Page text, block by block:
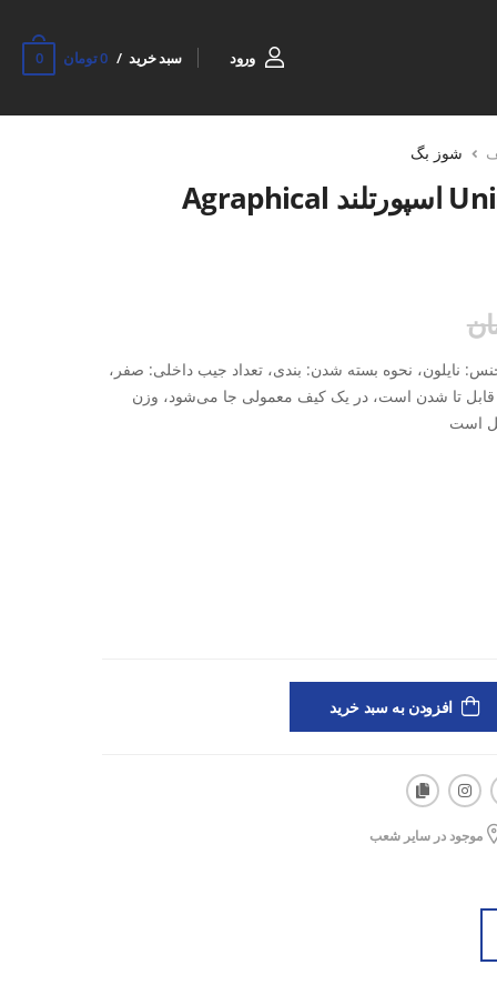
ورود سبد خرید 0 تومان 0
شوز بگ
شوز بگ ورزشی Unisex اسپورتلند Agraphical
نایلون، نحوه بسته شدن: بندی، تعداد جیب داخلی: صفر،
قابل تا شدن است، در یک کیف معمولی جا می‌شود، وزن
است
افزودن به سبد خرید
موجود در سایر شعب